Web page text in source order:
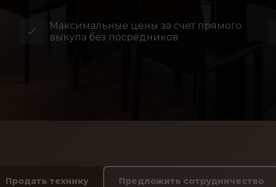
Максимальные цены за счет прямого
выкупа без посредников
Продать технику Предложить сотрудничество